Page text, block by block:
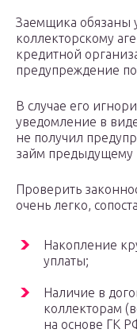
Заемщика обязаны
коллекторскому
кредитной
предупреждение
В случае его
уведомление в
не получил
займ предыдущему
Проверить
очень легко,
Накопление
уплаты;
Наличие в
коллекторам
на основе ГК